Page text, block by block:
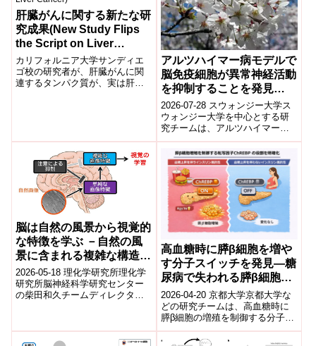
肝臓がんに関する新たな研
究成果(New Study Flips
the Script on Liver
Cancer)
カリフォルニア大学サンディエ
ゴ校の研究者が、肝臓がんに関
連するタンパク質が、実は肝臓
アルツハイマー病モデルで
脳免疫細胞が異常神経活動
を抑制することを発見
（Study finds brain
immune cells help limit
abnormal activity in
Alzheimer’s disease
model）
2026-07-28 スウォンジー大学ス
ウォンジー大学を中心とする研
究チームは、アルツハイマー病
モデルにおいて、脳の免疫細胞
であるミクログリアが異常な神
経活動を...
脳は自然の風景から視覚的
な特徴を学ぶ －自然の風
景に含まれる複雑な構造に
よって起こる無意識の学習
－
2026-05-18 理化学研究所理化学
研究所脳神経科学研究センター
の柴田和久チームディレクター
れる視覚...
高血糖時に膵β細胞を増や
す分子スイッチを発見―糖
尿病で失われる膵β細胞量
回復へつながる新たな治療
標的―
2026-04-20 京都大学京都大学な
どの研究チームは、高血糖時に
膵β細胞の増殖を制御する分子ス
イッチとして転写因子ChREBP
の役割を解明し、Journal...